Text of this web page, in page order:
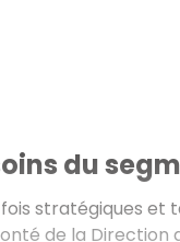
du
stratégiques et
de la Direction